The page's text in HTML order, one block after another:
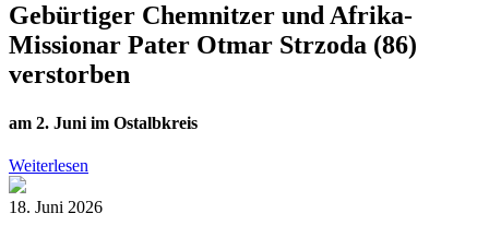
Gebürtiger Chemnitzer und Afrika-
Missionar Pater Otmar Strzoda (86)
verstorben
am 2. Juni im Ostalbkreis
Weiterlesen
18. Juni 2026